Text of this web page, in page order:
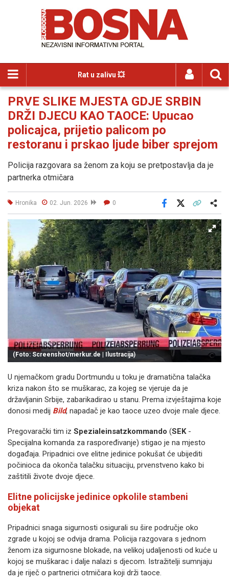
Rat u zalivu 💥
PRVE SLIKE MJESTA GDJE SRBIN
DRŽI DJECU KAO TAOCE: Upucao
policajca, prijetio palicom po
restoranu i prskao ljude biber sprejom
Policija razgovara sa ženom za koju se pretpostavlja da je
partnerka otmičara
Hronika 02. Jun. 2026 0
Facebook
(Foto: Screenshot/merkur.de | Ilustracija)
U njemačkom gradu Dortmundu u toku je dramatična talačka
kriza nakon što se muškarac, za kojeg se vjeruje da je
državljanin Srbije, zabarikadirao u stanu. Prema izvještajima koje
donosi medij Bild, napadač je kao taoce uzeo dvoje male djece.
Pregovarački tim iz Spezialeinsatzkommando (SEK-
Specijalna komanda za raspoređivanje) stigao je na mjesto
događaja. Pripadnici ove elitne jedinice pokušat će ubijediti
počinioca da okonča talačku situaciju, prvenstveno kako bi
zaštitili živote dvoje djece.
Elitne policijske jedinice opkolile stambeni
objekat
Pripadnici snaga sigurnosti osigurali su šire područje oko
zgrade u kojoj se odvija drama. Policija razgovara s jednom
ženom iza sigurnosne blokade, na velikoj udaljenosti od kuće u
kojoj se muškarac i dalje nalazi s djecom. Istražitelji sumnjaju
da je riječ o partnerici otmičara koji drži taoce.